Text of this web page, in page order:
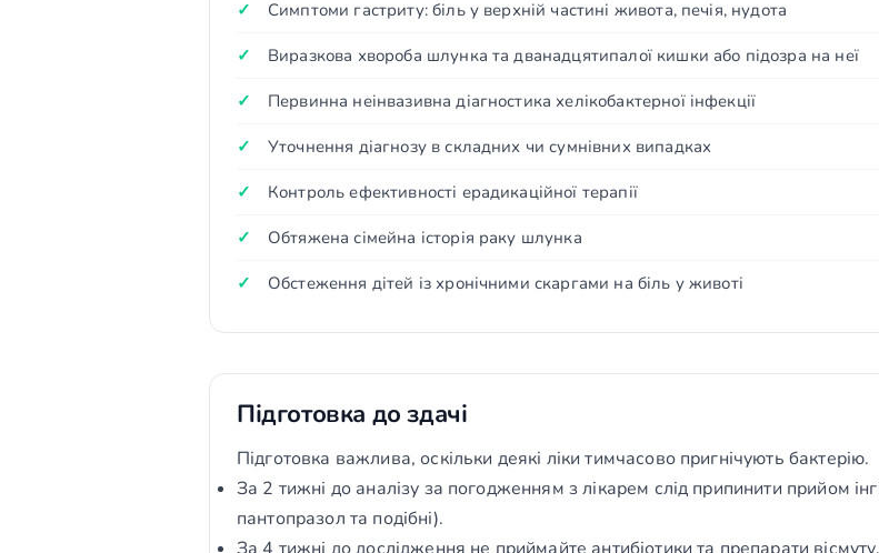
Симптоми гастриту: біль у верхній частині живота, печія, нудота
Виразкова хвороба шлунка та дванадцятипалої кишки або підозра на неї
Первинна неінвазивна діагностика хелікобактерної інфекції
Уточнення діагнозу в складних чи сумнівних випадках
Контроль ефективності ерадикаційної терапії
Обтяжена сімейна історія раку шлунка
Обстеження дітей із хронічними скаргами на біль у животі
Підготовка до здачі
Підготовка важлива, оскільки деякі ліки тимчасово пригнічують бактерію.
За 2 тижні до аналізу за погодженням з лікарем слід припинити прийом
пантопразол та подібні).